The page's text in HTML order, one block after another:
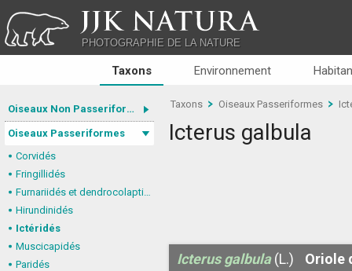
JJK NATURA
PHOTOGRAPHIE DE LA NATURE
Taxons Environnement
Oiseaux Non Passeriformes
Oiseaux Passeriformes
Corvidés
Fringillidés
Furnariidés et dendrocolaptidés
Hirundinidés
Ictéridés
Muscicapidés
Paridés
Taxons Oiseaux Passeriformes
Icterus galbula
Icterus galbula (L.) Oriole